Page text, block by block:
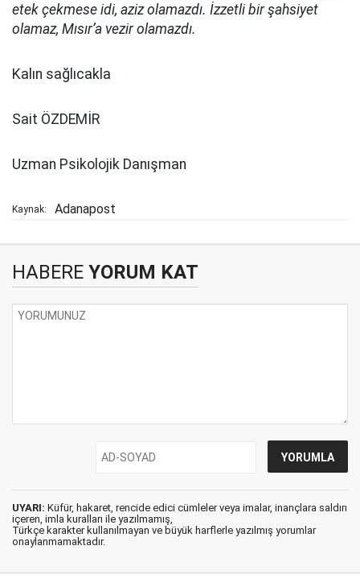
etek çekmese idi, aziz olamazdı. İzzetli bir şahsiyet
olamaz, Mısır’a vezir olamazdı.
Kalın sağlıcakla
Sait ÖZDEMİR
Uzman Psikolojik Danışman
Kaynak: Adanapost
HABERE YORUM KAT
UYARI: Küfür, hakaret, rencide edici cümleler veya imalar, inançlara saldırı
içeren, imla kuralları ile yazılmamış,
Türkçe karakter kullanılmayan ve büyük harflerle yazılmış yorumlar
onaylanmamaktadır.